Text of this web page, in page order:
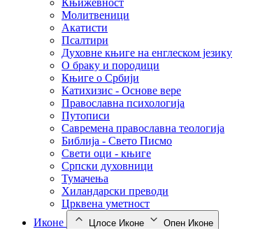
Књижевност
Молитвеници
Акатисти
Псалтири
Духовне књиге на енглеском језику
О браку и породици
Књиге о Србији
Катихизис - Основе вере
Православна психологија
Путописи
Савремена православна теологија
Библија - Свето Писмо
Свети оци - књиге
Српски духовници
Тумачења
Хиландарски преводи
Црквена уметност
Иконе
Цлосе Иконе Опен Иконе